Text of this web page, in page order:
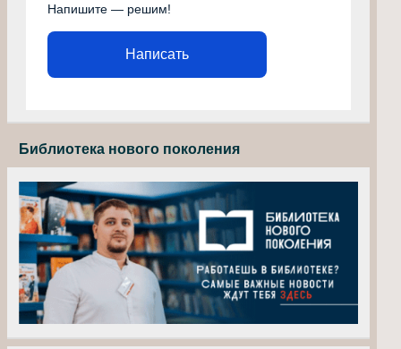
Напишите — решим!
Написать
Библиотека нового поколения